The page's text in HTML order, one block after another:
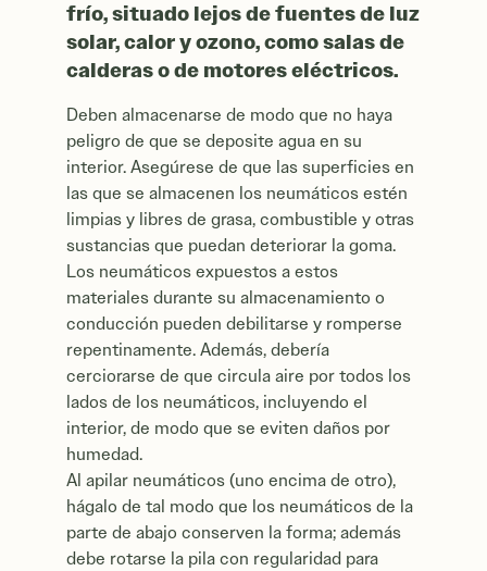
frío, situado lejos de fuentes de luz
solar, calor y ozono, como salas de
calderas o de motores eléctricos.
Deben almacenarse de modo que no haya
peligro de que se deposite agua en su
interior. Asegúrese de que las superficies en
las que se almacenen los neumáticos estén
limpias y libres de grasa, combustible y otras
sustancias que puedan deteriorar la goma.
Los neumáticos expuestos a estos
materiales durante su almacenamiento o
conducción pueden debilitarse y romperse
repentinamente. Además, debería
cerciorarse de que circula aire por todos los
lados de los neumáticos, incluyendo el
interior, de modo que se eviten daños por
humedad.
Al apilar neumáticos (uno encima de otro),
hágalo de tal modo que los neumáticos de la
parte de abajo conserven la forma; además
debe rotarse la pila con regularidad para